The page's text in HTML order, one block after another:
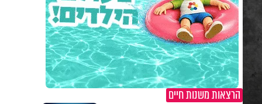
הרצאות משנות חיים